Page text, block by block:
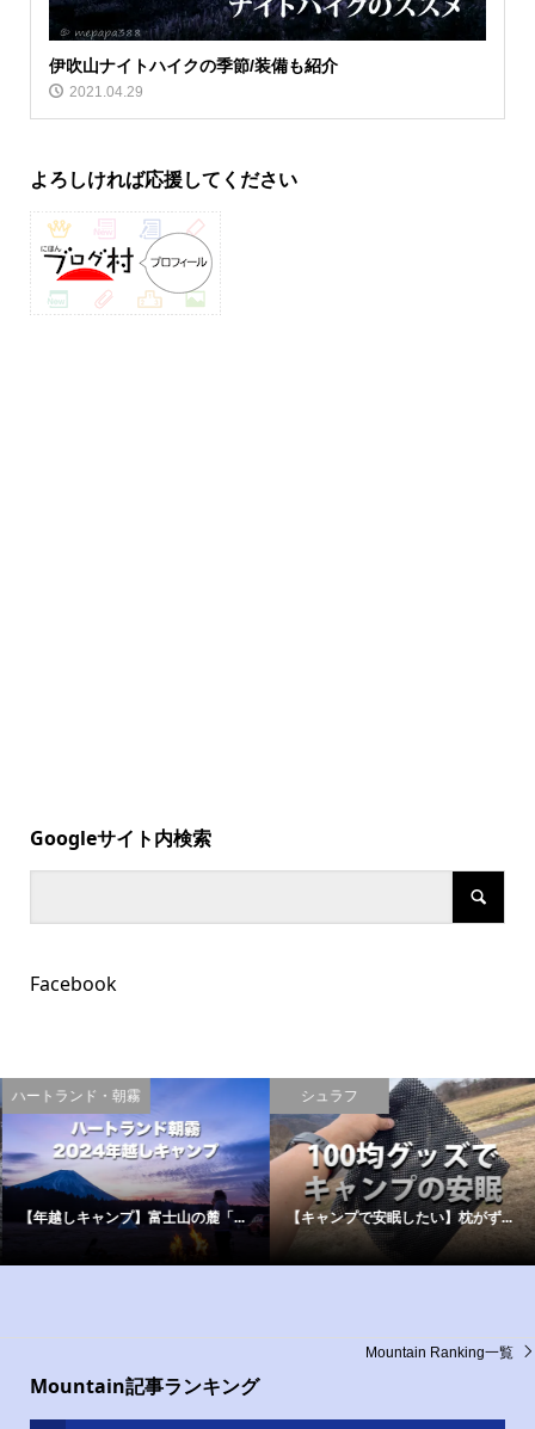
伊吹山ナイトハイクの季節/装備も紹介
2021.04.29
よろしければ応援してください
Googleサイト内検索
Facebook
ハートランド・朝霧
【年越しキャンプ】富士山の麓「...
シュラフ
【キャンプで安眠したい】枕がず...
Mountain記事ランキング
Mountain Ranking一覧